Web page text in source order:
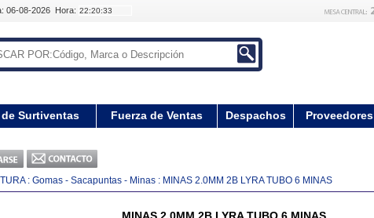
06-08-2026 Hora:
Surtiventas Fuerza de Ventas Despachos Proveedores
: Gomas - Sacapuntas - Minas : MINAS 2.0MM 2B LYRA TUBO 6 MINAS